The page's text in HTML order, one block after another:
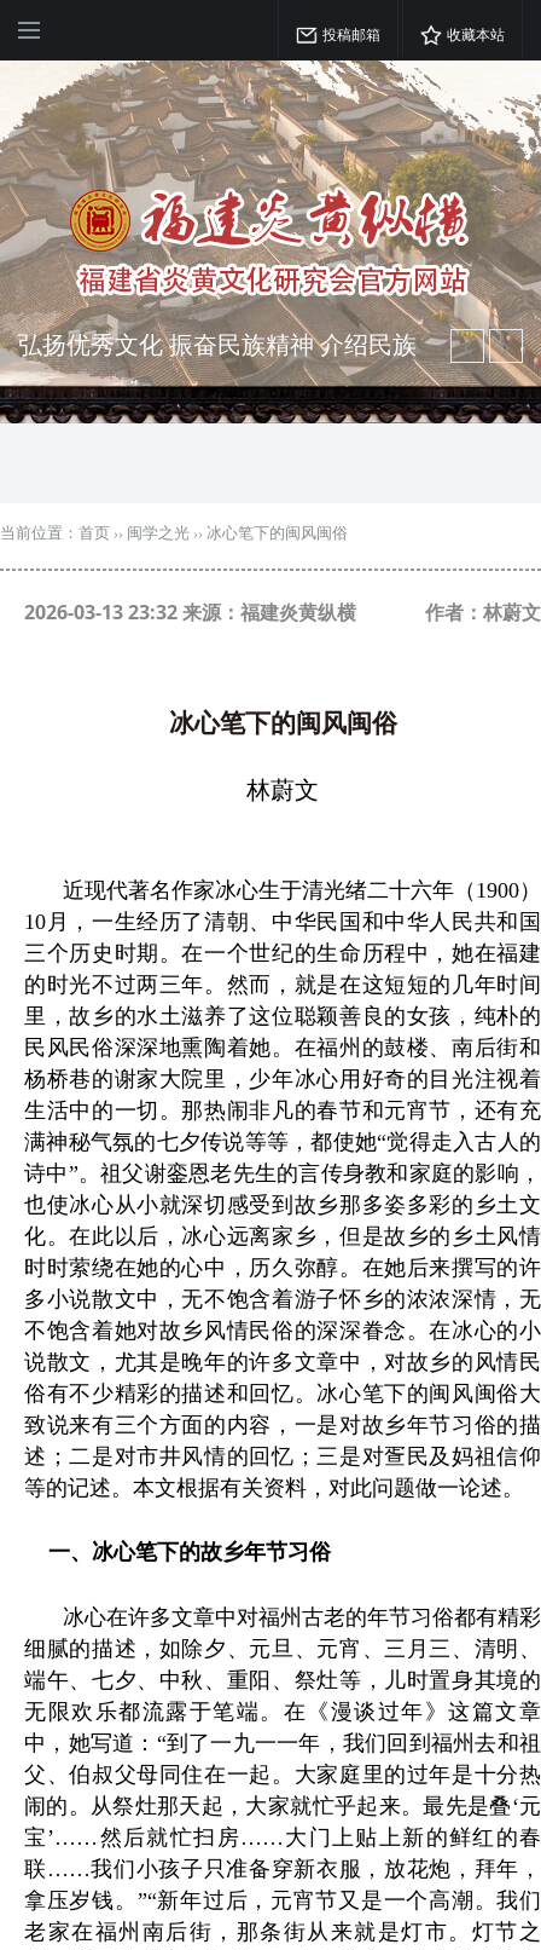
投稿邮箱 收藏本站
突出海西特色 报道台港澳侨 坚持古为
今用 力求雅俗共赏
弘扬优秀文化 振奋民族精神 介绍民族
当前位置： 首页 ›› 闽学之光 ›› 冰心笔下的闽风闽俗
2026-03-13 23:32 来源：福建炎黄纵横 作者：林蔚文
冰心笔下的闽风闽俗
林蔚文
近现代著名作家冰心生于清光绪二十六年（1900）
10月，一生经历了清朝、中华民国和中华人民共和国
三个历史时期。在一个世纪的生命历程中，她在福建
的时光不过两三年。然而，就是在这短短的几年时间
里，故乡的水土滋养了这位聪颖善良的女孩，纯朴的
民风民俗深深地熏陶着她。在福州的鼓楼、南后街和
杨桥巷的谢家大院里，少年冰心用好奇的目光注视着
生活中的一切。那热闹非凡的春节和元宵节，还有充
满神秘气氛的七夕传说等等，都使她“觉得走入古人的
诗中”。祖父谢銮恩老先生的言传身教和家庭的影响，
也使冰心从小就深切感受到故乡那多姿多彩的乡土文
化。在此以后，冰心远离家乡，但是故乡的乡土风情
时时萦绕在她的心中，历久弥醇。在她后来撰写的许
多小说散文中，无不饱含着游子怀乡的浓浓深情，无
不饱含着她对故乡风情民俗的深深眷念。在冰心的小
说散文，尤其是晚年的许多文章中，对故乡的风情民
俗有不少精彩的描述和回忆。冰心笔下的闽风闽俗大
致说来有三个方面的内容，一是对故乡年节习俗的描
述；二是对市井风情的回忆；三是对疍民及妈祖信仰
等的记述。本文根据有关资料，对此问题做一论述。
一、 冰心笔下的故乡年节习俗
冰心在许多文章中对福州古老的年节习俗都有精彩
细腻的描述，如除夕、元旦、元宵、三月三、清明、
端午、七夕、中秋、重阳、祭灶等，儿时置身其境的
无限欢乐都流露于笔端。在《漫谈过年》这篇文章
中，她写道：“到了一九一一年，我们回到福州去和祖
父、伯叔父母同住在一起。大家庭里的过年是十分热
闹的。从祭灶那天起，大家就忙乎起来。最先是叠‘元
宝’……然后就忙扫房……大门上贴上新的鲜红的春
联……我们小孩子只准备穿新衣服，放花炮，拜年，
拿压岁钱。”“新年过后，元宵节又是一个高潮。我们
老家在福州南后街，那条街从来就是灯市。灯节之